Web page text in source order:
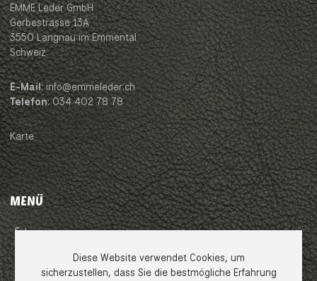
EMME Leder GmbH
Gerbestrasse 13A
3550 Langnau im Emmental
Schweiz
E-Mail: info@emmeleder.ch
Telefon: 034 402 78 78
Karte
MENÜ
Impressum
Diese Website verwendet Cookies, um
sicherzustellen, dass Sie die bestmögliche Erfahrung